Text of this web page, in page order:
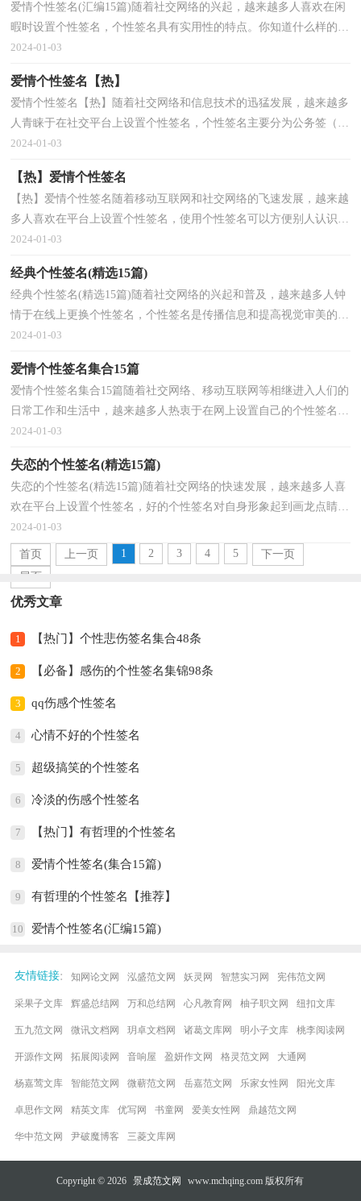
爱情个性签名(汇编15篇)随着社交网络的兴起，越来越多人喜欢在闲
暇时设置个性签名，个性签名具有实用性的特点。你知道什么样的个
性签名才是特别的吗？以下是小编帮大家整理的爱情...
2024-01-03
爱情个性签名【热】
爱情个性签名【热】随着社交网络和信息技术的迅猛发展，越来越多
人青睐于在社交平台上设置个性签名，个性签名主要分为公务签（商
务签）、书法签、防伪签、趣味签、英文签等。什么样...
2024-01-03
【热】爱情个性签名
【热】爱情个性签名随着移动互联网和社交网络的飞速发展，越来越
多人喜欢在平台上设置个性签名，使用个性签名可以方便别人认识自
己。那么什么样的个性签名才不会千篇一律呢？以下...
2024-01-03
经典个性签名(精选15篇)
经典个性签名(精选15篇)随着社交网络的兴起和普及，越来越多人钟
情于在线上更换个性签名，个性签名是传播信息和提高视觉审美的一
种形式。你还在找有意思的个性签名文案吗？以下是...
2024-01-03
爱情个性签名集合15篇
爱情个性签名集合15篇随着社交网络、移动互联网等相继进入人们的
日常工作和生活中，越来越多人热衷于在网上设置自己的个性签名，
个性签名是传播信息和提高视觉审美的一种形式。...
2024-01-03
失恋的个性签名(精选15篇)
失恋的个性签名(精选15篇)随着社交网络的快速发展，越来越多人喜
欢在平台上设置个性签名，好的个性签名对自身形象起到画龙点睛的
作用。那么问题来了，到底什么样的个性签名才是低...
2024-01-03
首页 上一页 1 2 3 4 5
下一页
尾页
优秀文章
1 【热门】个性悲伤签名集合48条
2 【必备】感伤的个性签名集锦98条
3 qq伤感个性签名
4 心情不好的个性签名
5 超级搞笑的个性签名
6 冷淡的伤感个性签名
7 【热门】有哲理的个性签名
8 爱情个性签名(集合15篇)
9 有哲理的个性签名【推荐】
10 爱情个性签名(汇编15篇)
友情链接: 知网论文网 泓盛范文网 妖灵网 智慧实习网 宪伟范文网
采果子文库 辉盛总结网 万和总结网 心凡教育网 柚子职文网 纽扣文库
五九范文网 微讯文档网 玥卓文档网 诸葛文库网 明小子文库 桃李阅读网
开源作文网 拓展阅读网 音响屋 盈妍作文网 格灵范文网 大通网
杨嘉莺文库 智能范文网 微蕲范文网 岳嘉范文网 乐家女性网 阳光文库
卓思作文网 精英文库 优写网 书童网 爱美女性网 鼎越范文网
华中范文网 尹破魔博客 三菱文库网
Copyright © 2026 景成范文网 www.mchqing.com 版权所有